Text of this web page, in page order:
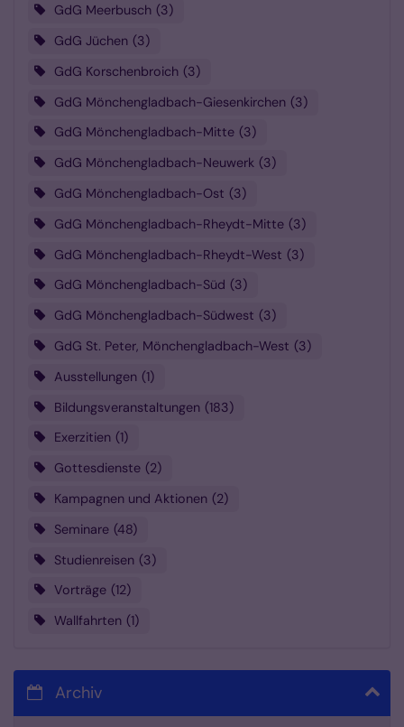
GdG Meerbusch 3
GdG Jüchen 3
GdG Korschenbroich 3
GdG Mönchengladbach-Giesenkirchen 3
GdG Mönchengladbach-Mitte
3
GdG Mönchengladbach-Neuwerk 3
GdG Mönchengladbach-Ost 3
GdG Mönchengladbach-Rheydt-Mitte 3
GdG Mönchengladbach-Rheydt-West 3
GdG Mönchengladbach-Süd
3
GdG Mönchengladbach-Südwest 3
GdG St. Peter, Mönchengladbach-West 3
Ausstellungen 1
Bildungsveranstaltungen 183
Exerzitien 1
Gottesdienste 2
Kampagnen und Aktionen 2
Seminare 48
Studienreisen 3
Vorträge 12
Wallfahrten 1
Archiv